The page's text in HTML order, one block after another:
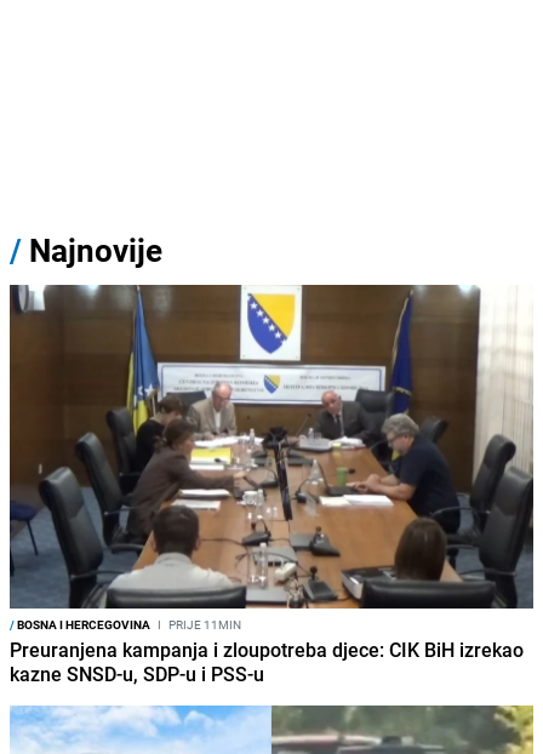
/ Najnovije
/BOSNA I HERCEGOVINA I PRIJE 11MIN
Preuranjena kampanja i zloupotreba djece: CIK BiH izrekao
kazne SNSD-u, SDP-u i PSS-u